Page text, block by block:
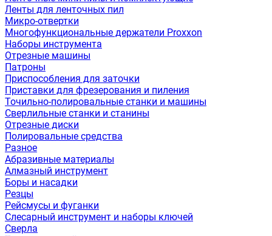
Ленты для ленточных пил
Микро-отвертки
Многофункциональные держатели Proxxon
Наборы инструмента
Отрезные машины
Патроны
Приспособления для заточки
Приставки для фрезерования и пиления
Точильно-полировальные станки и машины
Сверлильные станки и станины
Отрезные диски
Полировальные средства
Разное
Абразивные материалы
Алмазный инструмент
Боры и насадки
Резцы
Рейсмусы и фуганки
Слесарный инструмент и наборы ключей
Сверла